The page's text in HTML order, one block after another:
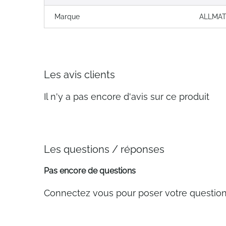
Marque
Les avis clients
Il n'y a pas encore d'avis sur ce produit
Les questions / réponses
Pas encore de questions
Connectez vous pour poser votre